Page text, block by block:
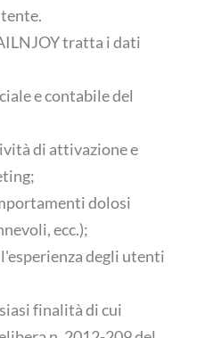
tratta i dati
e contabile del
di attivazione e
dolosi
ecc.);
degli utenti
finalità di cui